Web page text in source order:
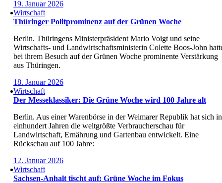
19. Januar 2026
Wirtschaft
Thüringer Politprominenz auf der Grünen Woche
Berlin. Thüringens Ministerpräsident Mario Voigt und seine
Wirtschafts- und Landwirtschaftsministerin Colette Boos-John
bei ihrem Besuch auf der Grünen Woche prominente Verstärkung
aus Thüringen.
18. Januar 2026
Wirtschaft
Der Messeklassiker: Die Grüne Woche wird 100 Jahre alt
Berlin. Aus einer Warenbörse in der Weimarer Republik hat sich in
einhundert Jahren die weltgrößte Verbraucherschau für
Landwirtschaft, Ernährung und Gartenbau entwickelt. Eine
Rückschau auf 100 Jahre:
12. Januar 2026
Wirtschaft
Sachsen-Anhalt tischt auf: Grüne Woche im Fokus